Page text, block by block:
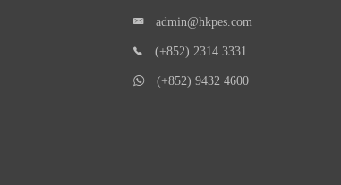
admin@hkpes.com
(+852) 2314 3331
(+852) 9432 4600